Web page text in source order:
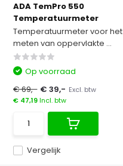
ADA TemPro 550
Temperatuurmeter
Temperatuurmeter voor het
meten van oppervlakte ...
Vergelijk
Op voorraad
€ 69,- € 39,- Excl. btw
€ 47,19Incl. btw